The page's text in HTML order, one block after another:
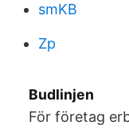
smKB
Zp
Budlinjen
För företag